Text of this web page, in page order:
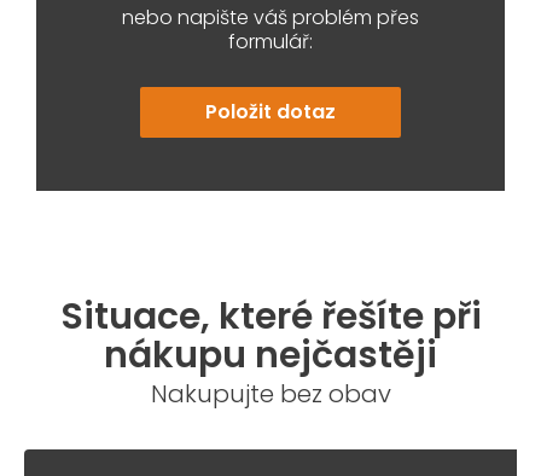
nebo napište váš problém přes
formulář:
Položit dotaz
Situace, které řešíte při
nákupu nejčastěji
Nakupujte bez obav